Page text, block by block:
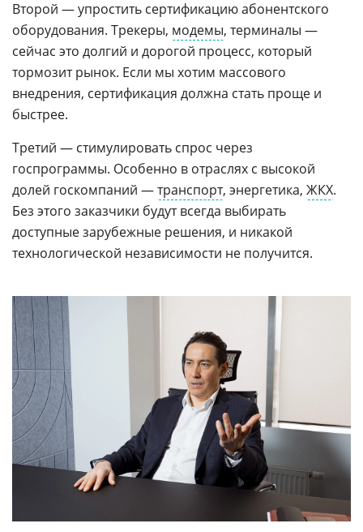
Второй — упростить сертификацию абонентского
оборудования. Трекеры, модемы, терминалы —
сейчас это долгий и дорогой процесс, который
тормозит рынок. Если мы хотим массового
внедрения, сертификация должна стать проще и
быстрее.
Третий — стимулировать спрос через
госпрограммы. Особенно в отраслях с высокой
долей госкомпаний —транспорт, энергетика, ЖКХ.
Без этого заказчики будут всегда выбирать
доступные зарубежные решения, и никакой
технологической независимости не получится.